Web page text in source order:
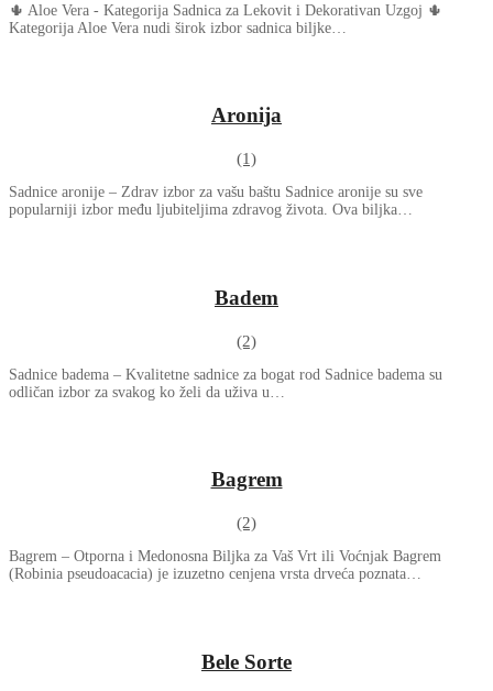
🌵 Aloe Vera - Kategorija Sadnica za Lekovit i Dekorativan Uzgoj 🌵
Kategorija Aloe Vera nudi širok izbor sadnica biljke…
Aronija
(1)
Sadnice aronije – Zdrav izbor za vašu baštu Sadnice aronije su sve
popularniji izbor među ljubiteljima zdravog života. Ova biljka…
Badem
(2)
Sadnice badema – Kvalitetne sadnice za bogat rod Sadnice badema su
odličan izbor za svakog ko želi da uživa u…
Bagrem
(2)
Bagrem – Otporna i Medonosna Biljka za Vaš Vrt ili Voćnjak Bagrem
(Robinia pseudoacacia) je izuzetno cenjena vrsta drveća poznata…
Bele Sorte